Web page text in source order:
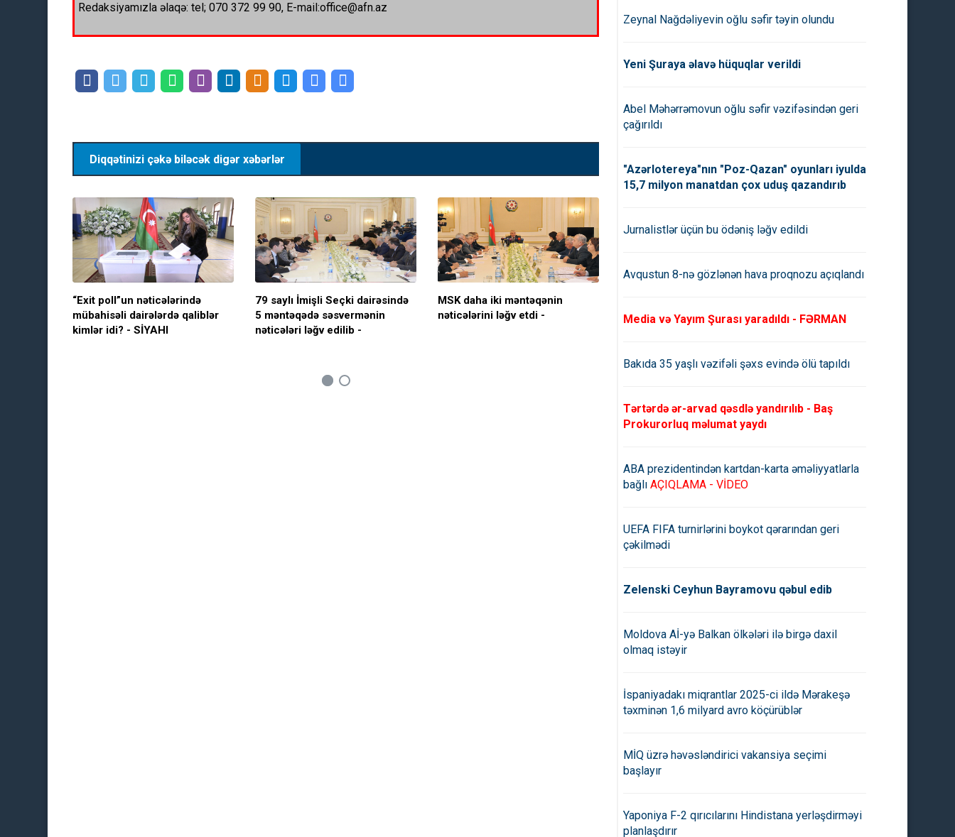
Redaksiyamızla əlaqə: tel; 070 372 99 90, E-mail:office@afn.az
Diqqətinizi çəkə biləcək digər xəbərlər
“Exit poll”un nəticələrində
mübahisəli dairələrdə qaliblər
kimlər idi? - SİYAHI
79 saylı İmişli Seçki dairəsində
5 məntəqədə səsvermənin
nəticələri ləğv edilib -
MSK daha iki məntəqənin
nəticələrini ləğv etdi -
nəticələri ləğv olundu
ləğv olunan məntəqələrin sayı
Zeynal Nağdəliyevin oğlu səfir təyin olundu
Yeni Şuraya əlavə hüquqlar verildi
Abel Məhərrəmovun oğlu səfir vəzifəsindən geri
çağırıldı
"Azərlotereya"nın "Poz-Qazan" oyunları iyulda
15,7 milyon manatdan çox uduş qazandırıb
Jurnalistlər üçün bu ödəniş ləğv edildi
Avqustun 8-nə gözlənən hava proqnozu açıqlandı
Media və Yayım Şurası yaradıldı - FƏRMAN
Bakıda 35 yaşlı vəzifəli şəxs evində ölü tapıldı
Tərtərdə ər-arvad qəsdlə yandırılıb - Baş
Prokurorluq məlumat yaydı
ABA prezidentindən kartdan-karta əməliyyatlarla
bağlı AÇIQLAMA - VİDEO
UEFA FIFA turnirlərini boykot qərarından geri
çəkilmədi
Zelenski Ceyhun Bayramovu qəbul edib
Moldova Aİ-yə Balkan ölkələri ilə birgə daxil
olmaq istəyir
İspaniyadakı miqrantlar 2025-ci ildə Mərakeşə
təxminən 1,6 milyard avro köçürüblər
MİQ üzrə həvəsləndirici vakansiya seçimi
başlayır
Yaponiya F-2 qırıcılarını Hindistana yerləşdirməyi
planlaşdırır